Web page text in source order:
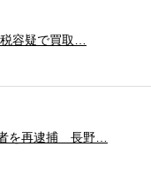
容疑で買取…
を再逮捕 長野…